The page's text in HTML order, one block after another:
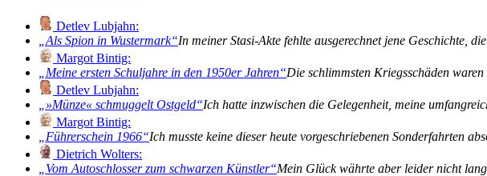
Detlev Lubjahn:
Als Spion in Wustermark In meiner Stasi-Akte fehlte ausgerechnet jene Geschichte,
Margot Bintig:
Meine ersten Schuljahre in den 1950er Jahren Die schlimmsten Kriegsschäden
Detlev Lubjahn:
»Münze« schmuggelt Ostgeld Ich hatte inzwischen die Gelegenheit, meine
Margot Bintig:
Führerschein 1966 Ich musste keine dieser heute vorgeschriebenen Sonderfahrten
Dietrich Wolters:
Vom Autoschlosser zum schwarzen Künstler Mein Glück währte aber leider nicht